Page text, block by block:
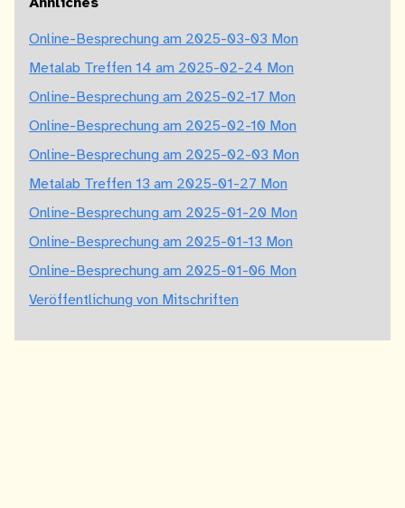
Online-Besprechung am 2025-03-03 Mon
Metalab Treffen 14 am 2025-02-24 Mon
Online-Besprechung am 2025-02-17 Mon
Online-Besprechung am 2025-02-10 Mon
Online-Besprechung am 2025-02-03 Mon
Metalab Treffen 13 am 2025-01-27 Mon
Online-Besprechung am 2025-01-20 Mon
Online-Besprechung am 2025-01-13 Mon
Online-Besprechung am 2025-01-06 Mon
Veröffentlichung von Mitschriften